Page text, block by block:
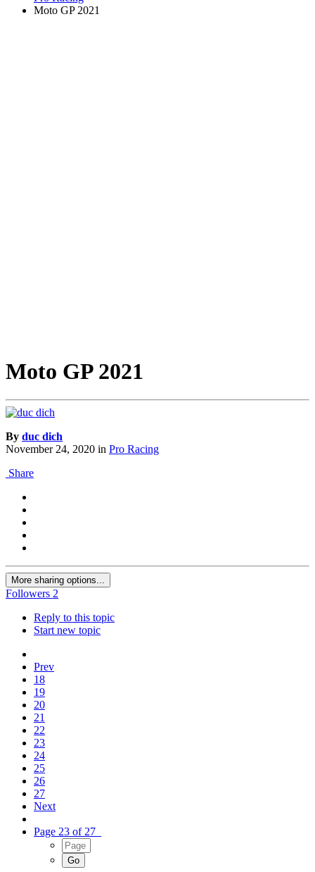
Moto GP 2021
Moto GP 2021
By duc dich
November 24, 2020 in Pro Racing
Share
More sharing options...
Followers 2
Reply to this topic
Start new topic
Prev
18
19
20
21
22
23
24
25
26
27
Next
Page 23 of 27